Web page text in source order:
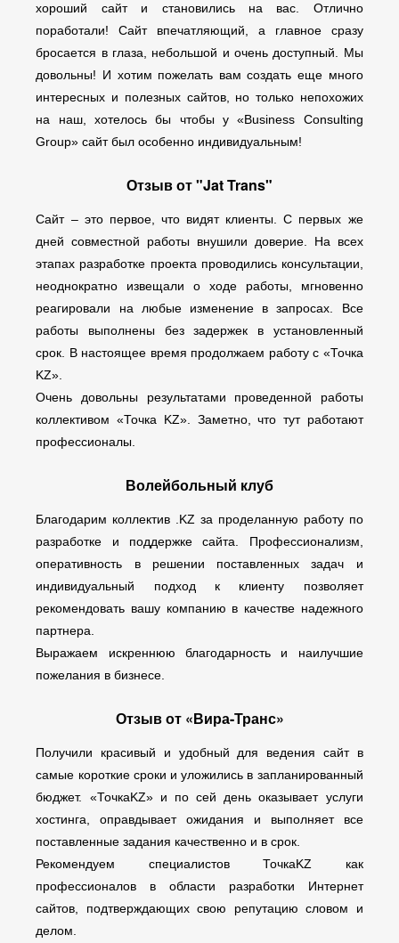
хороший сайт и становились на вас. Отлично
поработали! Сайт впечатляющий, а главное сразу
бросается в глаза, небольшой и очень доступный. Мы
довольны! И хотим пожелать вам создать еще много
интересных и полезных сайтов, но только непохожих
на наш, хотелось бы чтобы у «Business Consulting
Group» сайт был особенно индивидуальным!
Отзыв от "Jat Trans"
Сайт – это первое, что видят клиенты. С первых же
дней совместной работы внушили доверие. На всех
этапах разработке проекта проводились консультации,
неоднократно извещали о ходе работы, мгновенно
реагировали на любые изменение в запросах. Все
работы выполнены без задержек в установленный
срок. В настоящее время продолжаем работу с «Точка
KZ».
Очень довольны результатами проведенной работы
коллективом «Точка KZ». Заметно, что тут работают
профессионалы.
Волейбольный клуб
Благодарим коллектив .KZ за проделанную работу по
разработке и поддержке сайта. Профессионализм,
оперативность в решении поставленных задач и
индивидуальный подход к клиенту позволяет
рекомендовать вашу компанию в качестве надежного
партнера.
Выражаем искреннюю благодарность и наилучшие
пожелания в бизнесе.
Отзыв от «Вира-Транс»
Получили красивый и удобный для ведения сайт в
самые короткие сроки и уложились в запланированный
бюджет. «ТочкаKZ» и по сей день оказывает услуги
хостинга, оправдывает ожидания и выполняет все
поставленные задания качественно и в срок.
Рекомендуем специалистов ТочкаKZ как
профессионалов в области разработки Интернет
сайтов, подтверждающих свою репутацию словом и
делом.